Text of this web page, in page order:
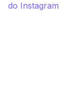
do Instagram